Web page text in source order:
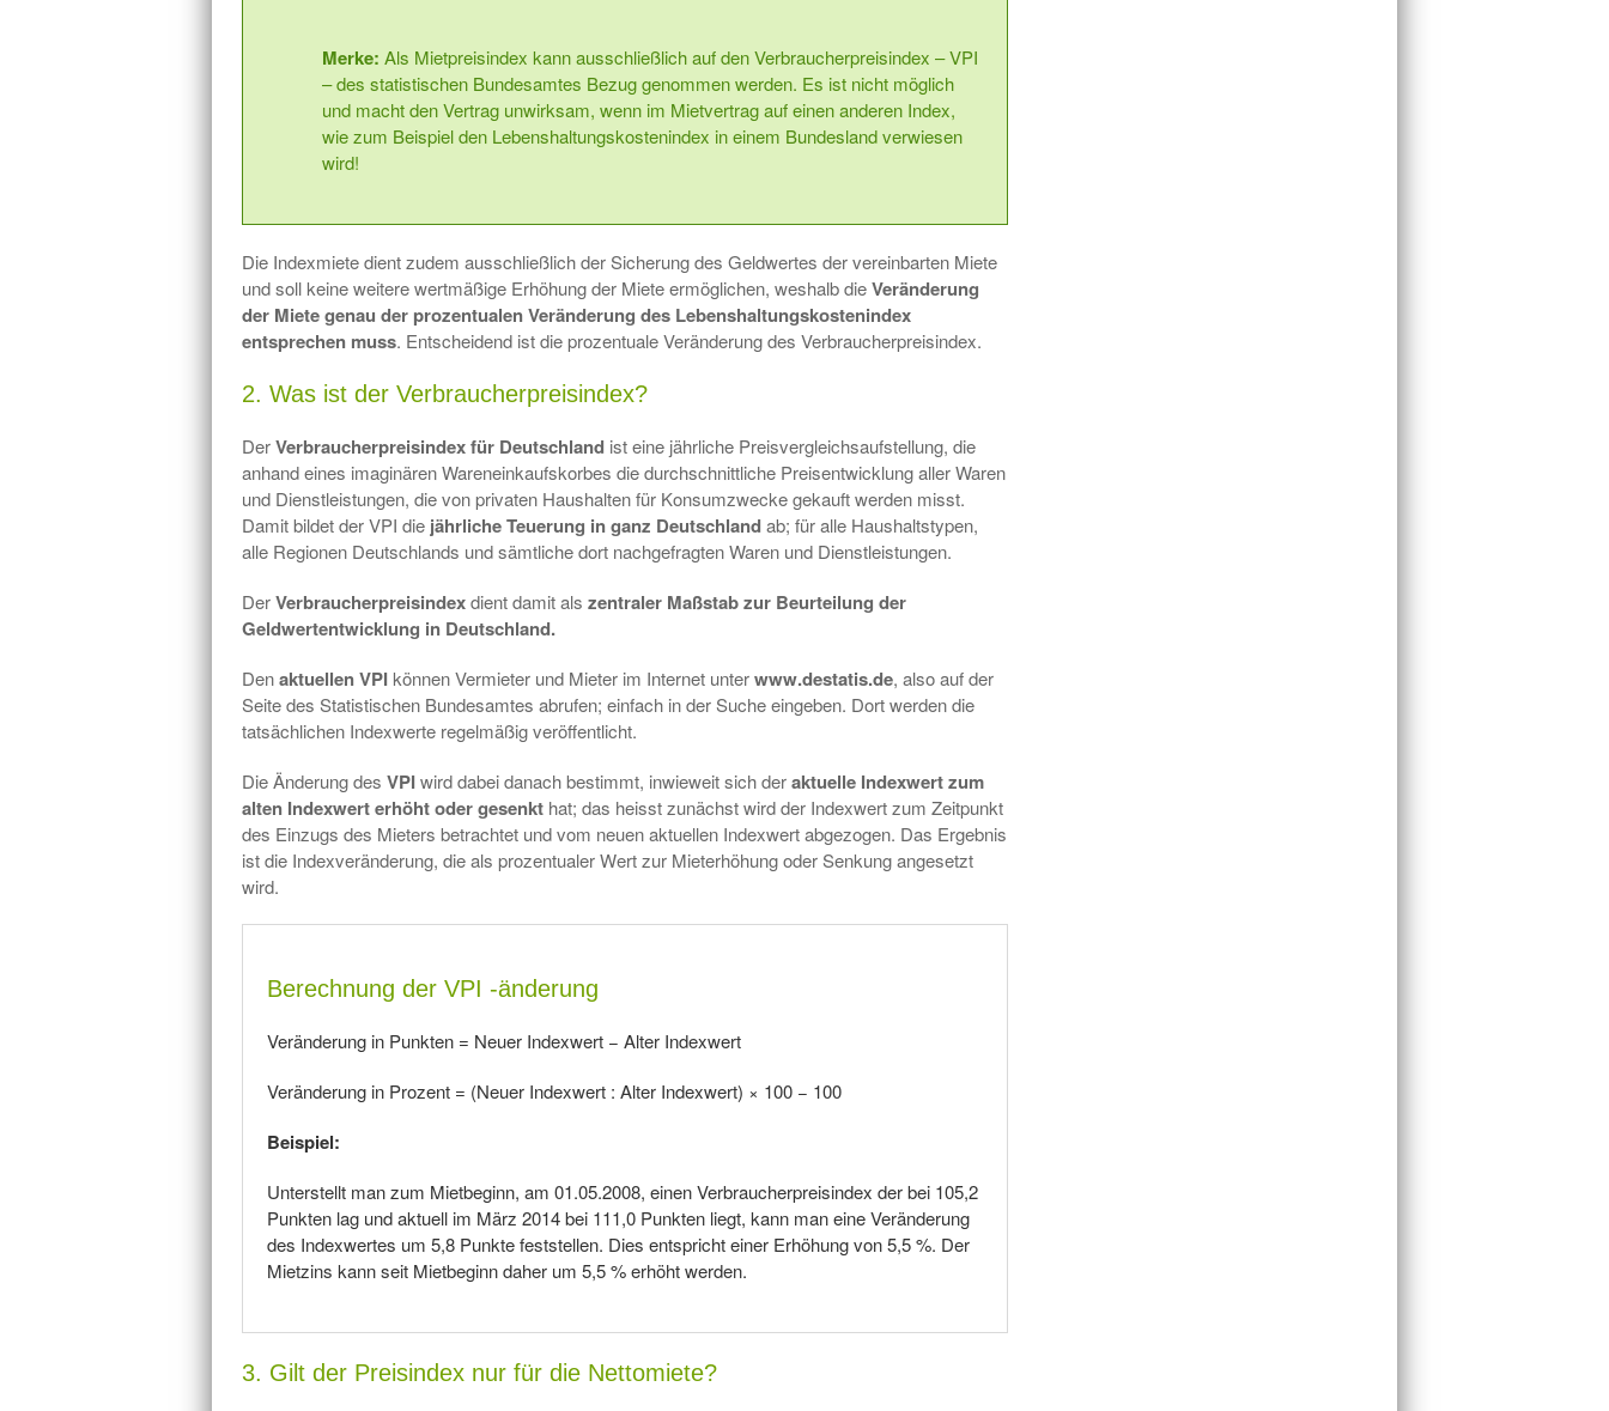
Merke: Als Mietpreisindex kann ausschließlich auf den Verbraucherpreisindex – VPI
– des statistischen Bundesamtes Bezug genommen werden. Es ist nicht möglich
und macht den Vertrag unwirksam, wenn im Mietvertrag auf einen anderen Index,
wie zum Beispiel den Lebenshaltungskostenindex in einem Bundesland verwiesen
wird!
Die Indexmiete dient zudem ausschließlich der Sicherung des Geldwertes der vereinbarten Miete
und soll keine weitere wertmäßige Erhöhung der Miete ermöglichen, weshalb dieVeränderung
der Miete genau der prozentualen Veränderung des Lebenshaltungskostenindex
entsprechen muss. Entscheidend ist die prozentuale Veränderung des Verbraucherpreisindex.
2. Was ist der Verbraucherpreisindex?
DerVerbraucherpreisindex für Deutschland ist eine jährliche Preisvergleichsaufstellung, die
anhand eines imaginären Wareneinkaufskorbes die durchschnittliche Preisentwicklung aller Waren
und Dienstleistungen, die von privaten Haushalten für Konsumzwecke gekauft werden misst.
Damit bildet der VPI die jährliche Teuerung in ganz Deutschlandab; für alle Haushaltstypen,
alle Regionen Deutschlands und sämtliche dort nachgefragten Waren und Dienstleistungen.
DerVerbraucherpreisindexdient damit als zentraler Maßstab zur Beurteilung der
Geldwertentwicklung in Deutschland.
Denaktuellen VPI können Vermieter und Mieter im Internet unterwww.destatis.de, also auf der
Seite des Statistischen Bundesamtes abrufen; einfach in der Suche eingeben. Dort werden die
tatsächlichen Indexwerte regelmäßig veröffentlicht.
Die Änderung des VPIwird dabei danach bestimmt, inwieweit sich deraktuelle Indexwert zum
alten Indexwert erhöht oder gesenkt hat; das heisst zunächst wird der Indexwert zum Zeitpunkt
des Einzugs des Mieters betrachtet und vom neuen aktuellen Indexwert abgezogen. Das Ergebnis
ist die Indexveränderung, die als prozentualer Wert zur Mieterhöhung oder Senkung angesetzt
wird.
Berechnung der VPI -änderung
Veränderung in Punkten = Neuer Indexwert − Alter Indexwert
Veränderung in Prozent = (Neuer Indexwert : Alter Indexwert) × 100 − 100
Beispiel:
Unterstellt man zum Mietbeginn, am 01.05.2008, einen Verbraucherpreisindex der bei 105,2
Punkten lag und aktuell im März 2014 bei 111,0 Punkten liegt, kann man eine Veränderung
des Indexwertes um 5,8 Punkte feststellen. Dies entspricht einer Erhöhung von 5,5 %. Der
Mietzins kann seit Mietbeginn daher um 5,5 % erhöht werden.
3. Gilt der Preisindex nur für die Nettomiete?